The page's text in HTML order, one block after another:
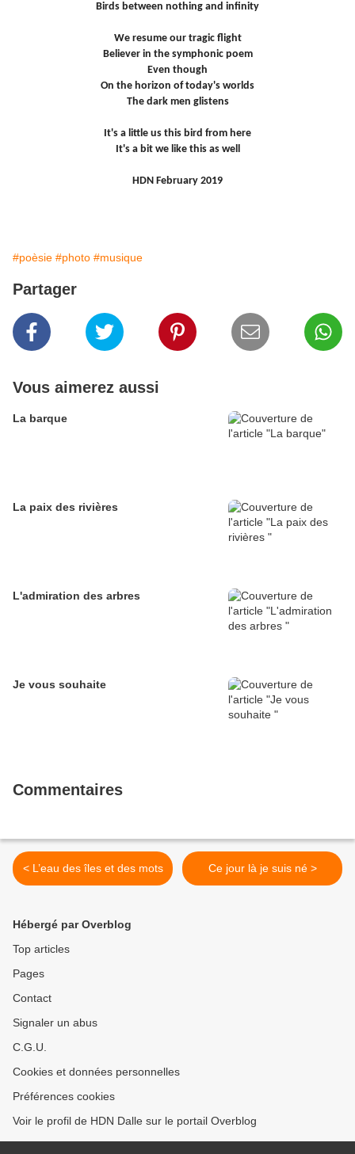
Birds between nothing and infinity
We resume our tragic flight
Believer in the symphonic poem
Even though
On the horizon of today's worlds
The dark men glistens
It's a little us this bird from here
It's a bit we like this as well
HDN February 2019
#poèsie #photo #musique
Partager
Vous aimerez aussi
La barque
La paix des rivières
L'admiration des arbres
Je vous souhaite
Commentaires
< L’eau des îles et des mots Ce jour là je suis né >
Hébergé par Overblog
Top articles
Pages
Contact
Signaler un abus
C.G.U.
Cookies et données personnelles
Préférences cookies
Voir le profil de HDN Dalle sur le portail Overblog